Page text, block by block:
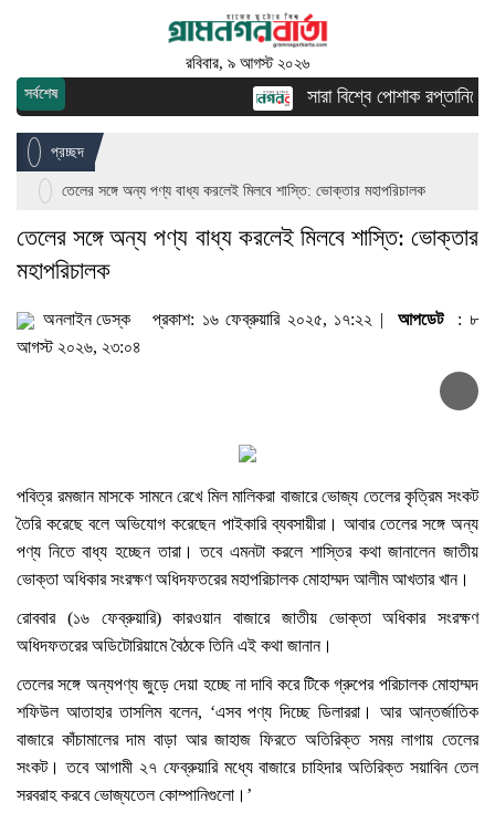
রবিবার, ৯ আগস্ট ২০২৬
সর্বশেষ সারা বিশ্বে পোশাক রপ্তানিতে
প্রচ্ছদ
তেলের সঙ্গে অন্য পণ্য বাধ্য করলেই মিলবে শাস্তি: ভোক্তার মহাপরিচালক
তেলের সঙ্গে অন্য পণ্য বাধ্য করলেই মিলবে শাস্তি: ভোক্তার
মহাপরিচালক
অনলাইন ডেস্ক প্রকাশ: ১৬ ফেব্রুয়ারি ২০২৫, ১৭:২২ |আপডেট: ৮
আগস্ট ২০২৬, ২৩:০৪
পবিত্র রমজান মাসকে সামনে রেখে মিল মালিকরা বাজারে ভোজ্য তেলের কৃত্রিম সংকট
তৈরি করেছে বলে অভিযোগ করেছেন পাইকারি ব্যবসায়ীরা। আবার তেলের সঙ্গে অন্য
পণ্য নিতে বাধ্য হচ্ছেন তারা। তবে এমনটা করলে শাস্তির কথা জানালেন জাতীয়
ভোক্তা অধিকার সংরক্ষণ অধিদফতরের মহাপরিচালক মোহাম্মদ আলীম আখতার খান।
রোববার (১৬ ফেব্রুয়ারি) কারওয়ান বাজারে জাতীয় ভোক্তা অধিকার সংরক্ষণ
অধিদফতরের অডিটোরিয়ামে বৈঠকে তিনি এই কথা জানান।
তেলের সঙ্গে অন্যপণ্য জুড়ে দেয়া হচ্ছে না দাবি করে টিকে গ্রুপের পরিচালক মোহাম্মদ
শফিউল আতাহার তাসলিম বলেন, ‘এসব পণ্য দিচ্ছে ডিলাররা। আর আন্তর্জাতিক
বাজারে কাঁচামালের দাম বাড়া আর জাহাজ ফিরতে অতিরিক্ত সময় লাগায় তেলের
সংকট। তবে আগামী ২৭ ফেব্রুয়ারি মধ্যে বাজারে চাহিদার অতিরিক্ত সয়াবিন তেল
সরবরাহ করবে ভোজ্যতেল কোম্পানিগুলো।’